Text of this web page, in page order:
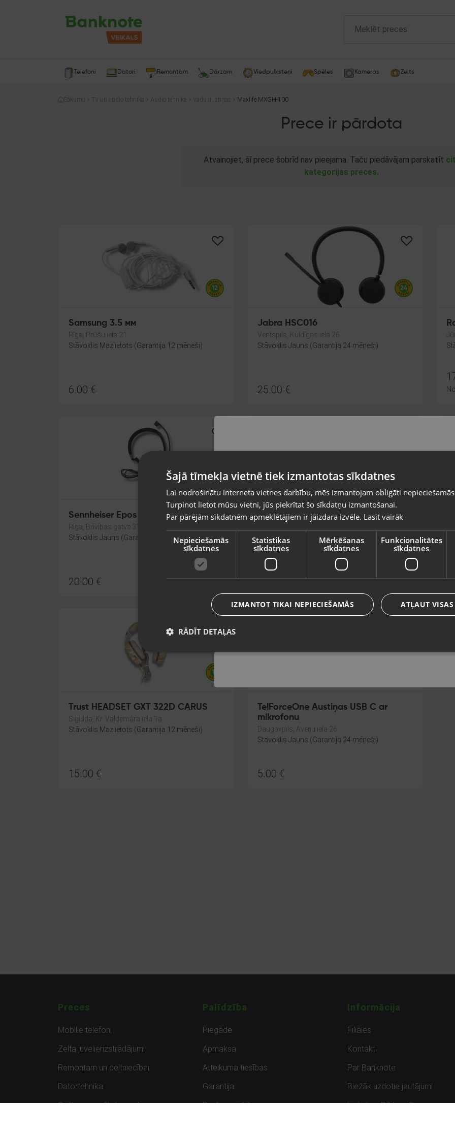
Telefoni Datori Remontam Dārzam Viedpulksteņi Spēles Kameras Zelts
Sākums TV un audio tehnika Audio tehnika Vadu austiņas Maxlife MXGH-100
Prece ir pārdota
Atvainojiet, šī prece šobrīd nav pieejama. Taču piedāvājam parskatīt
kategorijas preces.
Samsung 3.5 мм
Rīga, Prūšu iela 21
Stāvoklis Mazlietots (Garantija 12 mēneši)
6.00 €
Jabra HSC016
Ventspils, Kuldīgas iela 26
Stāvoklis Jauns (Garantija 24 mēneši)
25.00 € No
Sennheiser Epos SC 45 USB MS
Rīga, Brīvības gatve 318-2
Stāvoklis Jauns (Garantija 24 mēneši)
20.00 €
Sennheiser Epos SC 45 USB MS
Stāvoklis Jauns (Garantija 24 mēneši)
20.00€
Trust HEADSET GXT 322D CARUS
Sigulda, Kr. Valdemāra iela 1a
Stāvoklis Mazlietots (Garantija 12 mēneši)
15.00 €
TelForceOne Austiņas USB C ar
mikrofonu
Daugavpils, Aveņu iela 26
Stāvoklis Jauns (Garantija 24 mēneši)
5.00 €
Preces
Mobilie telefoni
Zelta juvelierizstrādājumi
Remontam un celtniecībai
Datortehnika
Spēles un spēļu konsoles
Palīdzība
Piegāde
Apmaksa
Atteikuma tiesības
Garantija
Preču uzpirkšana
Informācija
Filiāles
Kontakti
Par Banknote
Biežāk uzdotie jautājumi
Lietots – Pārbaudīts
valsti
Vietnes saturs būs attēlots izvēlētajā valodā
Valsts
Valoda
Latviešu / Latvian
Šajā tīmekļa vietnē tiek izmantotas sīkdatnes
Lai nodrošinātu interneta vietnes darbību, mēs izmantojam obligāti
Turpinot lietot mūsu vietni, jūs piekrītat šo sīkdatņu izmantošanai.
Par pārējām sīkdatnēm apmeklētājiem ir jāizdara izvēle. Lasīt vairāk
Nepieciešamās
sīkdatnes
Statistikas
sīkdatnes
Mērķēšanas
sīkdatnes
Funkcionalitātes
sīkdatnes
ATĻAUT
IZMANTOT TIKAI NEPIECIEŠAMĀS
RĀDĪT DETAĻAS